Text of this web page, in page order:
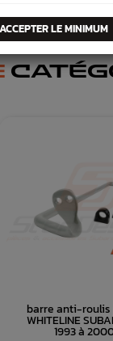
barre anti-roulis
WHITELINE
1993 à
ACCEPTER LE MINIMUM